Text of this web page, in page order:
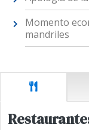
Momento
mandriles